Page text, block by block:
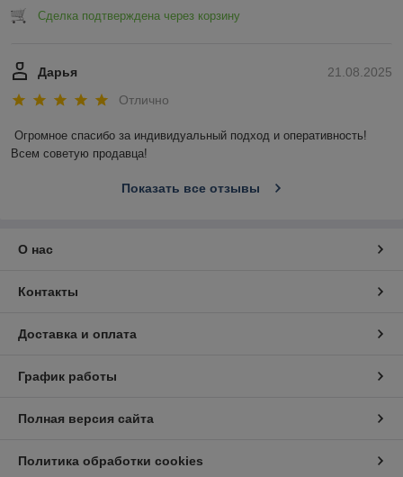
Сделка подтверждена через корзину
21.08.2025
Дарья
Отлично
Огромное спасибо за индивидуальный подход и оперативность!
Всем советую продавца!
Показать все отзывы
О нас
Контакты
Доставка и оплата
График работы
Полная версия сайта
Политика обработки cookies